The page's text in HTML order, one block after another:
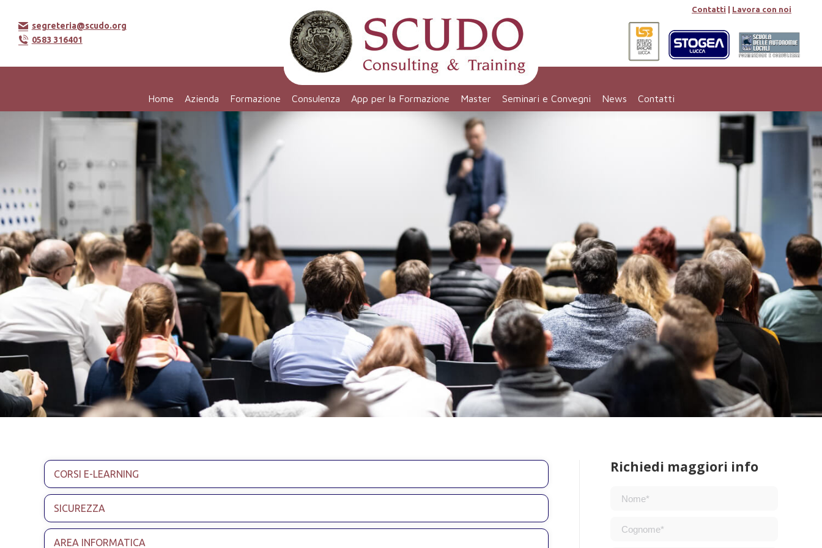
Contatti | Lavora con noi
segreteria@scudo.org
0583 316401
Home Azienda Formazione Consulenza App per la Formazione Master Seminari e Convegni News Contatti
CORSI E-LEARNING
SICUREZZA
AREA INFORMATICA
Richiedi maggiori info